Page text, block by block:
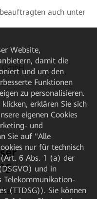
auch unter
Website,
damit die
und um den
Funktionen
zu personalisieren.
erklären Sie sich
eigenen Cookies
und
Sie auf "Alle
nur für technisch
6 Abs. 1 (a) der
und in
Telekommunikation-
(TTDSG)). Sie können